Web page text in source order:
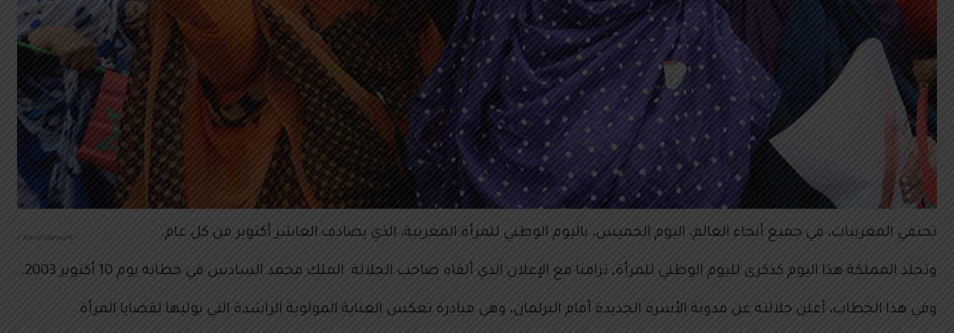
- Advertisement - تحتفي المغربيات، في جميع أنحاء العالم، اليوم الخميس، باليوم الوطني للمرأة المغربية، الذي يصادف العاشر أكتوبر من كل عام.
وتخلد المملكة هذا اليوم كذكرى لليوم الوطني للمرأة, تزامنا مع الإعلان الذي ألقاه صاحب الجلالة الملك محمد السادس في خطابه يوم 10 أكتوبر 2003.
وفي هذا الخطاب، أعلن جلالته عن مدونة الأسرة الجديدة أمام البرلمان، وهي مبادرة تعكس العناية المولوية الراشدة التي يوليها لقضايا المرأة.